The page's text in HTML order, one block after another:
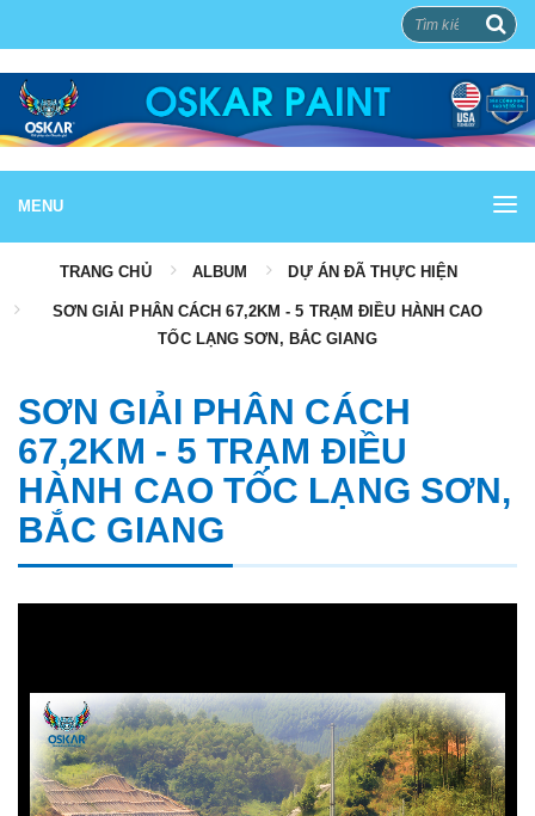
MENU
TRANG CHỦ ALBUM DỰ ÁN ĐÃ THỰC HIỆN
SƠN GIẢI PHÂN CÁCH 67,2KM - 5 TRẠM ĐIỀU HÀNH CAO
TỐC LẠNG SƠN, BẮC GIANG
SƠN GIẢI PHÂN CÁCH
67,2KM - 5 TRẠM ĐIỀU
HÀNH CAO TỐC LẠNG SƠN,
BẮC GIANG